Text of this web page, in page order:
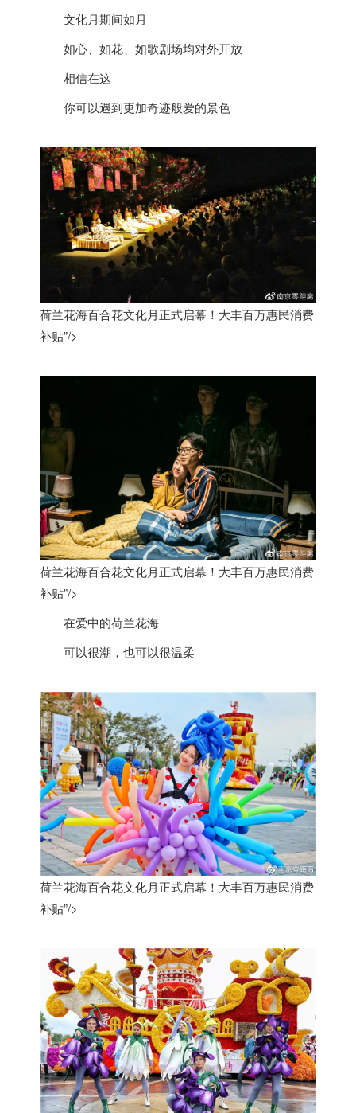
文化月期间如月
如心、如花、如歌剧场均对外开放
相信在这
你可以遇到更加奇迹般爱的景色
荷兰花海百合花文化月正式启幕！大丰百万惠民消费
补贴”/>
荷兰花海百合花文化月正式启幕！大丰百万惠民消费
补贴”/>
在爱中的荷兰花海
可以很潮，也可以很温柔
荷兰花海百合花文化月正式启幕！大丰百万惠民消费
补贴”/>